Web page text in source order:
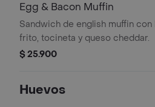
Egg & Bacon Muffin
Sandwich de english muffin con
frito, tocineta y queso cheddar.
$ 25.900
Huevos